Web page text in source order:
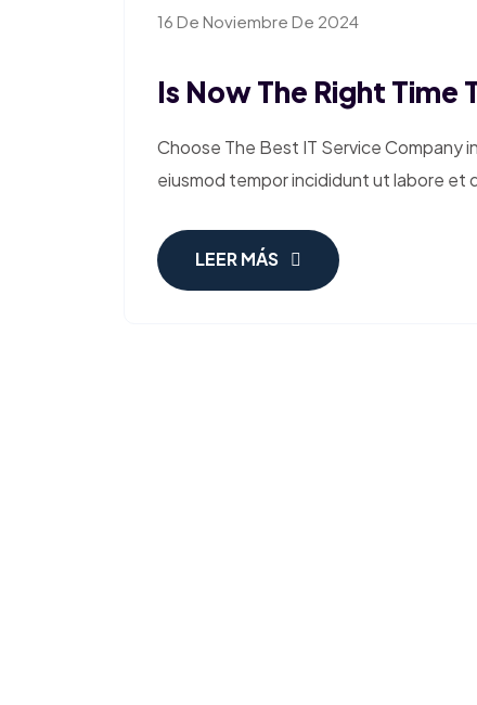
16 De Noviembre De 2024
Is Now The Right Time
Choose The Best IT Service Company
eiusmod tempor incididunt ut labore et
LEER MÁS